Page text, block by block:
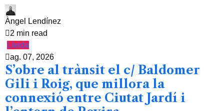
Àngel Lendínez
2 min read
Lleida
ag. 07, 2026
S’obre al trànsit el c/ Baldomer
Gili i Roig, que millora la
connexió entre Ciutat Jardí i